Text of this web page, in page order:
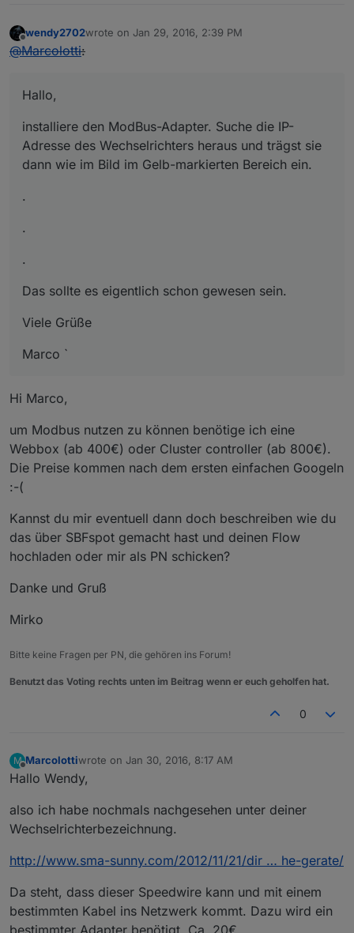
Offline
wendy2702wrote on Jan 29, 2016, 2:39 PM
last edited by
@Marcolotti:
Hallo,
installiere den ModBus-Adapter. Suche die IP-
Adresse des Wechselrichters heraus und trägst sie
dann wie im Bild im Gelb-markierten Bereich ein.
.
.
.
Das sollte es eigentlich schon gewesen sein.
Viele Grüße
Marco `
Hi Marco,
um Modbus nutzen zu können benötige ich eine
Webbox (ab 400€) oder Cluster controller (ab 800€).
Die Preise kommen nach dem ersten einfachen Googeln
:-(
Kannst du mir eventuell dann doch beschreiben wie du
das über SBFspot gemacht hast und deinen Flow
hochladen oder mir als PN schicken?
Danke und Gruß
Mirko
Bitte keine Fragen per PN, die gehören ins Forum!
Benutzt das Voting rechts unten im Beitrag wenn er euch geholfen hat.
0
M
Offline
Marcolottiwrote on Jan 30, 2016, 8:17 AM
last edited by
Hallo Wendy,
also ich habe nochmals nachgesehen unter deiner
Wechselrichterbezeichnung.
http://www.sma-sunny.com/2012/11/21/dir … he-gerate/
Da steht, dass dieser Speedwire kann und mit einem
bestimmten Kabel ins Netzwerk kommt. Dazu wird ein
bestimmter Adapter benötigt. Ca. 20€